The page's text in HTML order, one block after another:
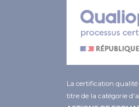
La certification qualité
titre de la catégorie